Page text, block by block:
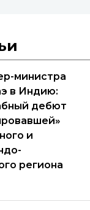
министра
в Индию:
дебют
и
региона